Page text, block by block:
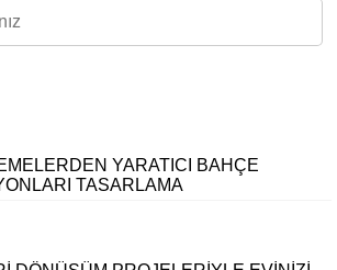
YARATICI BAHÇE
TASARLAMA